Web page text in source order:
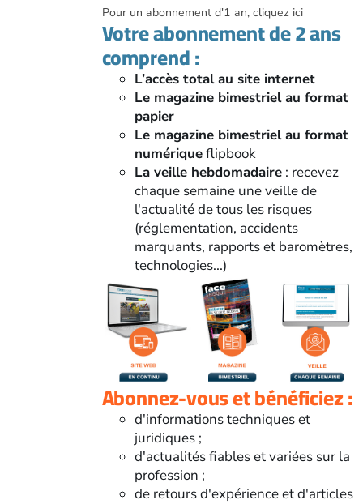
Pour un abonnement d'1 an, cliquez ici
Votre abonnement de 2 ans
comprend :
L’accès total au site internet
Le magazine bimestriel au format
papier
Le magazine bimestriel au format
numériqueflipbook
La veille hebdomadaire: recevez
chaque semaine une veille de
l'actualité de tous les risques
(réglementation, accidents
marquants, rapports et baromètres,
technologies...)
Abonnez-vous et bénéficiez :
d'informations techniques et
juridiques ;
d'actualités fiables et variées sur la
profession ;
de retours d'expérience et d'articles